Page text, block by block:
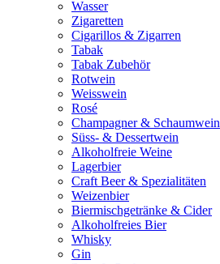
Wasser
Zigaretten
Cigarillos & Zigarren
Tabak
Tabak Zubehör
Rotwein
Weisswein
Rosé
Champagner & Schaumwein
Süss- & Dessertwein
Alkoholfreie Weine
Lagerbier
Craft Beer & Spezialitäten
Weizenbier
Biermischgetränke & Cider
Alkoholfreies Bier
Whisky
Gin